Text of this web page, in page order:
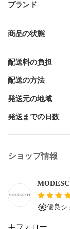
る中古品
中古Ｃ：汚れや
中古Ｄ：難あり品
※他サイト及び店
にて欠品になるこ
ようお願いいたし
取・販売を行って
渋谷に実店舗もご
出品している商品
です。
ご予約せずにご来
がございます。予
ブランド
商品の状態
配送料の負担
配送の方法
発送元の地域
発送までの日数
ショップ情報
優良シ
フォロー